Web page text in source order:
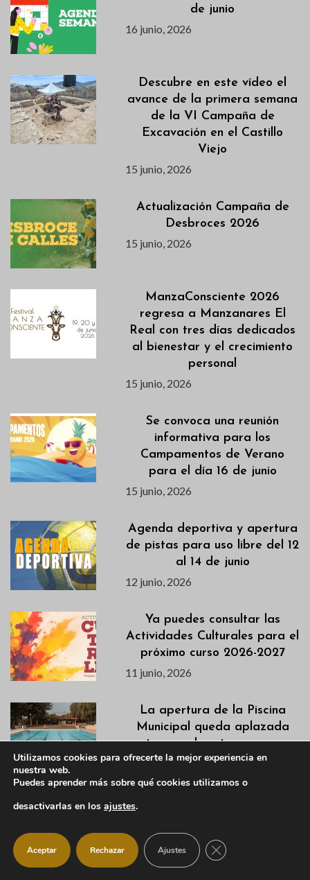
de junio
16 junio, 2026
Descubre en este vídeo el
avance de la primera semana
de la VI Campaña de
Excavación en el Castillo
Viejo
15 junio, 2026
Actualización Campaña de
Desbroces 2026
15 junio, 2026
ManzaConsciente 2026
regresa a Manzanares El
Real con tres días dedicados
al bienestar y el crecimiento
personal
15 junio, 2026
Se convoca una reunión
informativa para los
Campamentos de Verano
para el día 16 de junio
15 junio, 2026
Agenda deportiva y apertura
de pistas para uso libre del 12
al 14 de junio
12 junio, 2026
Ya puedes consultar las
Actividades Culturales para el
próximo curso 2026-2027
11 junio, 2026
La apertura de la Piscina
Municipal queda aplazada
temporalmente por una
incidencia técnica
11 junio, 2026
proteger los espacios
naturales
11 junio, 2026
Utilizamos cookies para ofrecerte la mejor experiencia en
nuestra web.
Puedes aprender más sobre qué cookies utilizamos o
desactivarlas en los ajustes.
Aceptar Rechazar Ajustes CERRAR EL